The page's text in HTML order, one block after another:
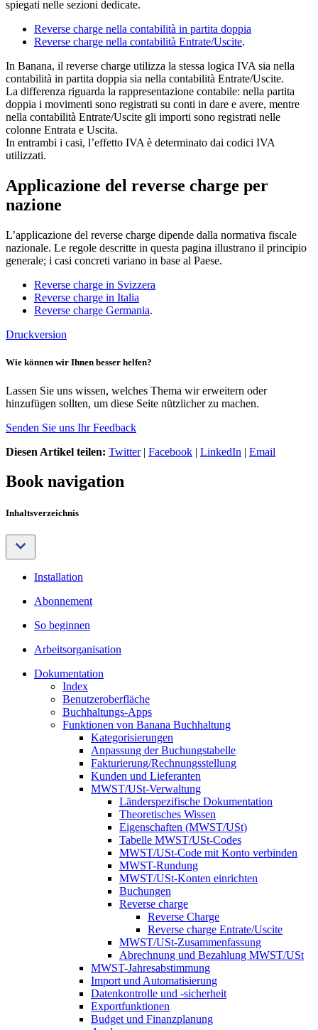
spiegati nelle sezioni dedicate.
Reverse charge nella contabilità in partita doppia
Reverse charge nella contabilità Entrate/Uscite.
In Banana, il reverse charge utilizza la stessa logica IVA sia nella
contabilità in partita doppia sia nella contabilità Entrate/Uscite.
La differenza riguarda la rappresentazione contabile: nella partita
doppia i movimenti sono registrati su conti in dare e avere, mentre
nella contabilità Entrate/Uscite gli importi sono registrati nelle
colonne Entrata e Uscita.
In entrambi i casi, l’effetto IVA è determinato dai codici IVA
utilizzati.
Applicazione del reverse charge per
nazione
L’applicazione del reverse charge dipende dalla normativa fiscale
nazionale. Le regole descritte in questa pagina illustrano il principio
generale; i casi concreti variano in base al Paese.
Reverse charge in Svizzera
Reverse charge in Italia
Reverse charge Germania.
Druckversion
Wie können wir Ihnen besser helfen?
Lassen Sie uns wissen, welches Thema wir erweitern oder
hinzufügen sollten, um diese Seite nützlicher zu machen.
Senden Sie uns Ihr Feedback
Diesen Artikel teilen: Twitter| Facebook | LinkedIn | Email
Book navigation
Inhaltsverzeichnis
Installation
Abonnement
So beginnen
Arbeitsorganisation
Dokumentation
Index
Benutzeroberfläche
Buchhaltungs-Apps
Funktionen von Banana Buchhaltung
Kategorisierungen
Anpassung der Buchungstabelle
Fakturierung/Rechnungsstellung
Kunden und Lieferanten
MWST/USt-Verwaltung
Länderspezifische Dokumentation
Theoretisches Wissen
Eigenschaften (MWST/USt)
Tabelle MWST/USt-Codes
MWST/USt-Code mit Konto verbinden
MWST-Rundung
MWST/USt-Konten einrichten
Buchungen
Reverse charge
Reverse Charge
Reverse charge Entrate/Uscite
MWST/USt-Zusammenfassung
Abrechnung und Bezahlung MWST/USt
MWST-Jahresabstimmung
Import und Automatisierung
Datenkontrolle und -sicherheit
Exportfunktionen
Budget und Finanzplanung